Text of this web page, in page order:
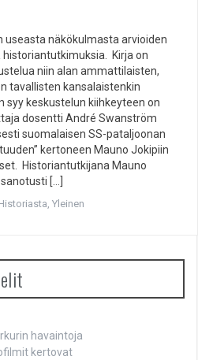
useasta näkökulmasta arvioiden
Kirja on
niin alan ammattilaisten,
tavallisten kansalaistenkin
syy keskustelun kiihkeyteen on
dosentti André Swanström
suomalaisen SS-pataljoonan
kertoneen Mauno Jokipiin
Historiantutkijana Mauno
[…]
, Yleinen
havaintoja
kertovat